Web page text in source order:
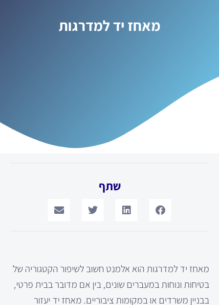
מאחז יד למדרגות
שתף
מאחז יד למדרגות הוא אלמנט חשוב לשיפור הקטגוריה של
בטיחות ונוחות במעברים שונים, בין אם מדובר בבית פרטי,
בבניין משרדים או במקומות ציבוריים. מאחז יד יעזור